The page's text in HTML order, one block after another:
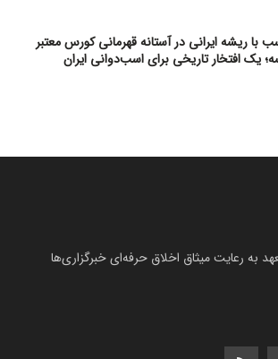
با ریشه ایرانی در آستانه قهرمانی کورس معتبر
یک افتخار تاریخی برای اسب‌دوانی ایران
به رعایت میثاق اخلاق حرفه‌ای خبرگزاری‌ها